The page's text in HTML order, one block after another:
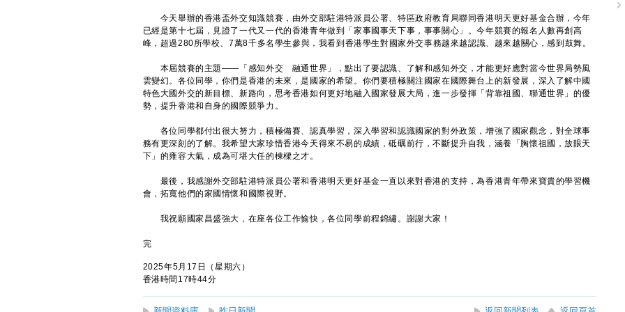
今天舉辦的香港盃外交知識競賽，由外交部駐港特派員公署、特區政府教育局聯同香港明天更好基金合辦，今年
已經是第十七屆，見證了一代又一代的香港青年做到「家事國事天下事，事事關心」。今年競賽的報名人數再創高
峰，超過280所學校、7萬8千多名學生參與，我看到香港學生對國家外交事務越來越認識、越來越關心，感到鼓舞。
本屆競賽的主題——「感知外交 融通世界」，點出了要認識、了解和感知外交，才能更好應對當今世界局勢風
雲變幻。各位同學，你們是香港的未來，是國家的希望。你們要積極關注國家在國際舞台上的新發展，深入了解中國
特色大國外交的新目標、新路向，思考香港如何更好地融入國家發展大局，進一步發揮「背靠祖國、聯通世界」的優
勢，提升香港和自身的國際競爭力。
各位同學都付出很大努力，積極備賽、認真學習，深入學習和認識國家的對外政策，增強了國家觀念，對全球事
務有更深刻的了解。我希望大家珍惜香港今天得來不易的成績，砥礪前行，不斷提升自我，涵養「胸懷祖國，放眼天
下」的雍容大氣，成為可堪大任的棟樑之才。
最後，我感謝外交部駐港特派員公署和香港明天更好基金一直以來對香港的支持，為香港青年帶來寶貴的學習機
會，拓寬他們的家國情懷和國際視野。
我祝願國家昌盛強大，在座各位工作愉快，各位同學前程錦繡。謝謝大家！
完
2025年5月17日（星期六）
香港時間17時44分